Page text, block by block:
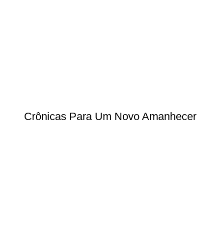
Crônicas Para Um Novo Amanhecer